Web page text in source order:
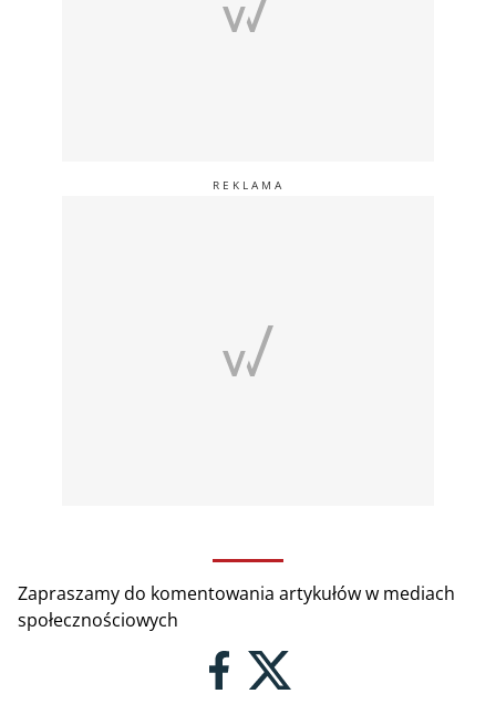
Zapraszamy do komentowania artykułów w mediach
społecznościowych